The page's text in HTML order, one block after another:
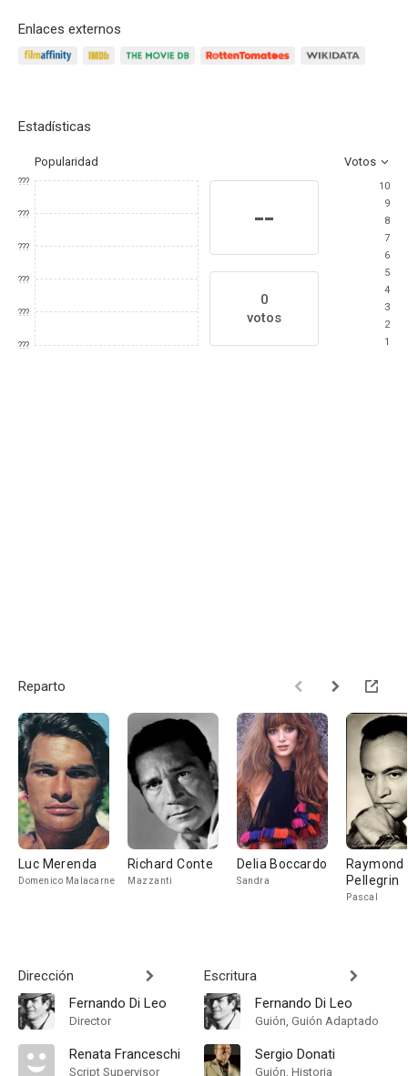
Enlaces externos
Estadísticas
Popularidad Votos
???
???
???
???
???
???
--
0
votos
10
9
8
7
6
5
4
3
2
1
Reparto
Luc Merenda
Domenico Malacarne
Richard Conte
Mazzanti
Delia Boccardo
Sandra
Raymond
Pellegrin
Pascal
Dirección
Fernando Di Leo
Director
Renata Franceschi
Script Supervisor
Escritura
Fernando Di Leo
Guión, Guión Adaptado
Sergio Donati
Guión, Historia